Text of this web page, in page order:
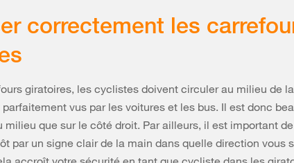
correctement les
giratoires, les cyclistes doivent circuler au milieu de
vus par les voitures et les bus. Il est donc
milieu que sur le côté droit. Par ailleurs, il est important
par un signe clair de la main dans quelle direction vous